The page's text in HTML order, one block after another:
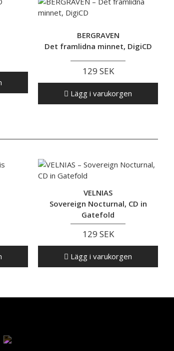
BERGRAVEN
Det framlidna minnet, DigiCD
129 SEK
Lägg i varukorgen
VELNIAS
Sovereign Nocturnal, CD in
Gatefold
129 SEK
Lägg i varukorgen